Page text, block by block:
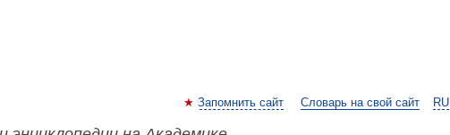
RU
Запомнить сайт Словарь на свой сайт